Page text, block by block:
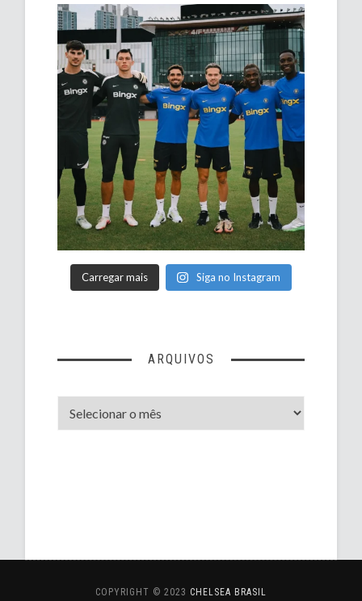
Carregar mais Siga no Instagram
ARQUIVOS
COPYRIGHT © 2023 CHELSEA BRASIL